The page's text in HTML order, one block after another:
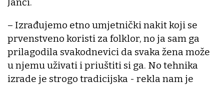
– Izrađujemo etno umjetnički nakit koji se
prvenstveno koristi za folklor, no ja sam ga
prilagodila svakodnevici da svaka žena može
u njemu uživati i priuštiti si ga. No tehnika
izrade je strogo tradicijska - rekla nam je